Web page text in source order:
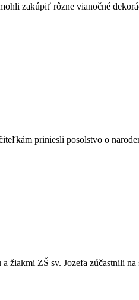
zakúpiť rôzne vianočné
priniesli posolstvo o
žiakmi ZŠ sv. Jozefa zúčastnili na